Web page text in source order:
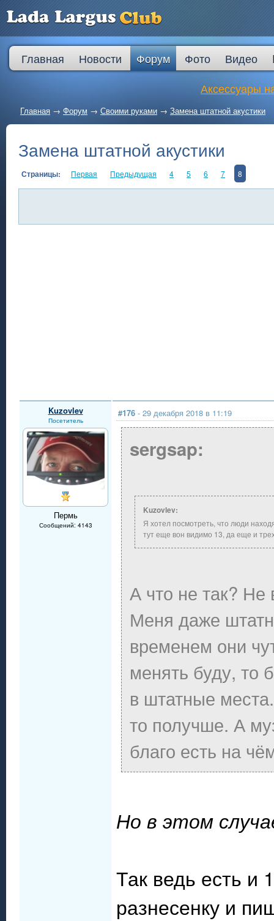
Главная Новости Форум Фото Видео
Аксессуары
Главная → Форум → Своими руками → Замена штатной акустики
Замена штатной акустики
Страницы: Первая Предыдущая 4 5 6 7 8
Kuzovlev
Посетитель
Пермь
Сообщений: 4143
#176 - 29 декабря 2018 в 11:19
sergsap:
Kuzovlev:
Я хотел посмотреть, что люди
тут еще вон видимо 13, да еще и
А что не так? Не
Меня даже
временем они
менять буду, то
в штатные
то получше. А
благо есть на
Но в этом
Так ведь есть и
разнесенку и